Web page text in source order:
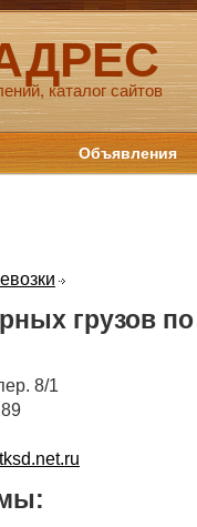
каталог сайтов
Объявления
грузов
8/1